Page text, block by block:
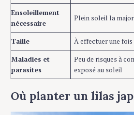
Ensoleillement
nécessaire
Plein soleil la
Taille
À effectuer une
Maladies et
parasites
Peu de risques à
exposé au soleil
Où planter un lilas